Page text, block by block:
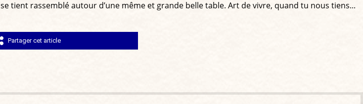
tient rassemblé autour d’une même et grande belle table. Art de vivre, quand tu nous tiens...
Partager cet article